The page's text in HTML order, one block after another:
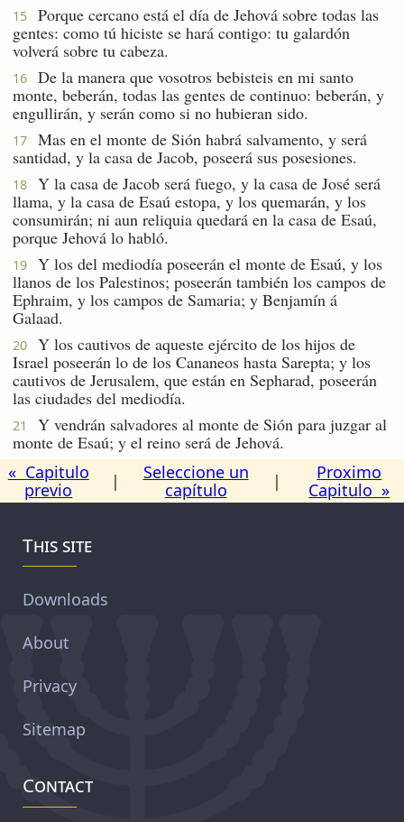
15
Porque cercano está el día de Jehová sobre todas las
gentes: como tú hiciste se hará contigo: tu galardón
volverá sobre tu cabeza.
16
De la manera que vosotros bebisteis en mi santo
monte, beberán, todas las gentes de continuo: beberán, y
engullirán, y serán como si no hubieran sido.
17
Mas en el monte de Sión habrá salvamento, y será
santidad, y la casa de Jacob, poseerá sus posesiones.
18
Y la casa de Jacob será fuego, y la casa de José será
llama, y la casa de Esaú estopa, y los quemarán, y los
consumirán; ni aun reliquia quedará en la casa de Esaú,
porque Jehová lo habló.
19
Y los del mediodía poseerán el monte de Esaú, y los
llanos de los Palestinos; poseerán también los campos de
Ephraim, y los campos de Samaria; y Benjamín á
Galaad.
20
Y los cautivos de aqueste ejército de los hijos de
Israel poseerán lo de los Cananeos hasta Sarepta; y los
cautivos de Jerusalem, que están en Sepharad, poseerán
las ciudades del mediodía.
21
Y vendrán salvadores al monte de Sión para juzgar al
monte de Esaú; y el reino será de Jehová.
« Capitulo
previo
|
Seleccione un
capítulo
|
Proximo
Capitulo »
This site
Downloads
About
Privacy
Sitemap
Contact